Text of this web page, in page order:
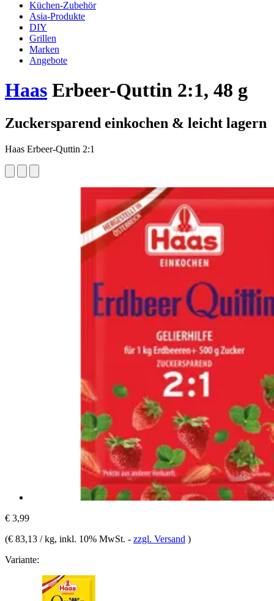
Küchen-Zubehör
Asia-Produkte
DIY
Grillen
Marken
Angebote
Haas Erbeer-Quttin 2:1, 48 g
Zuckersparend einkochen & leicht lagern
Haas Erbeer-Quttin 2:1
€ 3,99
(€ 83,13 / kg, inkl. 10% MwSt. - zzgl. Versand )
Variante: